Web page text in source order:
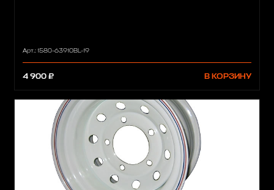
Арт.: 1580-63910BL-19
4 900 ₽ В КОРЗИНУ